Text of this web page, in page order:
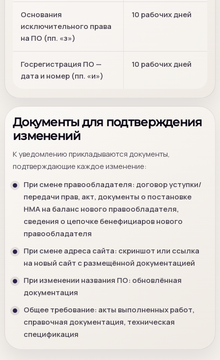
Основания
исключительного права
на ПО (пп. «з»)
10 рабочих дней
Госрегистрация ПО —
дата и номер (пп. «и»)
10 рабочих дней
Документы для подтверждения
изменений
К уведомлению прикладываются документы,
подтверждающие каждое изменение:
При смене правообладателя: договор уступки/
передачи прав, акт, документы о постановке
НМА на баланс нового правообладателя,
сведения о цепочке бенефициаров нового
правообладателя
При смене адреса сайта: скриншот или ссылка
на новый сайт с размещённой документацией
При изменении названия ПО: обновлённая
документация
Общее требование: акты выполненных работ,
справочная документация, техническая
спецификация